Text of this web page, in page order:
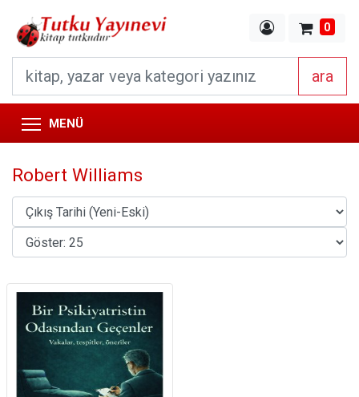
0
ara
MENÜ
Robert Williams